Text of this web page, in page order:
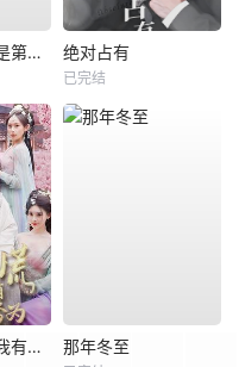
喜欢你，我也是第一部 绝对占有
已完结
娘子莫慌其实我有亿点点修为 那年冬至